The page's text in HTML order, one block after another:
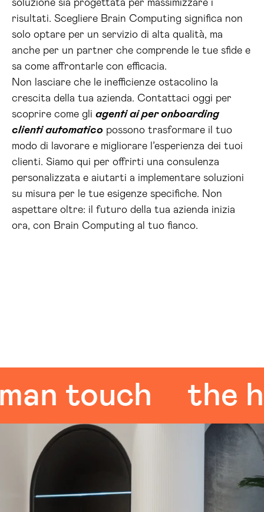
soluzione sia progettata per massimizzare i
risultati. Scegliere Brain Computing significa non
solo optare per un servizio di alta qualità, ma
anche per un partner che comprende le tue sfide e
sa come affrontarle con efficacia.
Non lasciare che le inefficienze ostacolino la
crescita della tua azienda. Contattaci oggi per
scoprire come gli agenti ai per onboarding
clienti automatico possono trasformare il tuo
modo di lavorare e migliorare l’esperienza dei tuoi
clienti. Siamo qui per offrirti una consulenza
personalizzata e aiutarti a implementare soluzioni
su misura per le tue esigenze specifiche. Non
aspettare oltre: il futuro della tua azienda inizia
ora, con Brain Computing al tuo fianco.
touch the